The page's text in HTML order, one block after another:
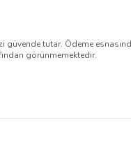
tutar. Ödeme
görünmemektedir.